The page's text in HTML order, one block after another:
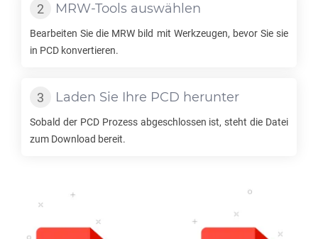
MRW-Tools auswählen
Bearbeiten Sie die MRW bild mit Werkzeugen, bevor Sie sie
in PCD konvertieren.
Laden Sie Ihre PCD herunter
Sobald der PCDProzess abgeschlossen ist, steht die Datei
zum Download bereit.